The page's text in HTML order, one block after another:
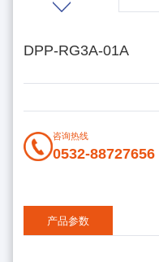
DPP-RG3A-01A
咨询热线
0532-88727656
产品参数